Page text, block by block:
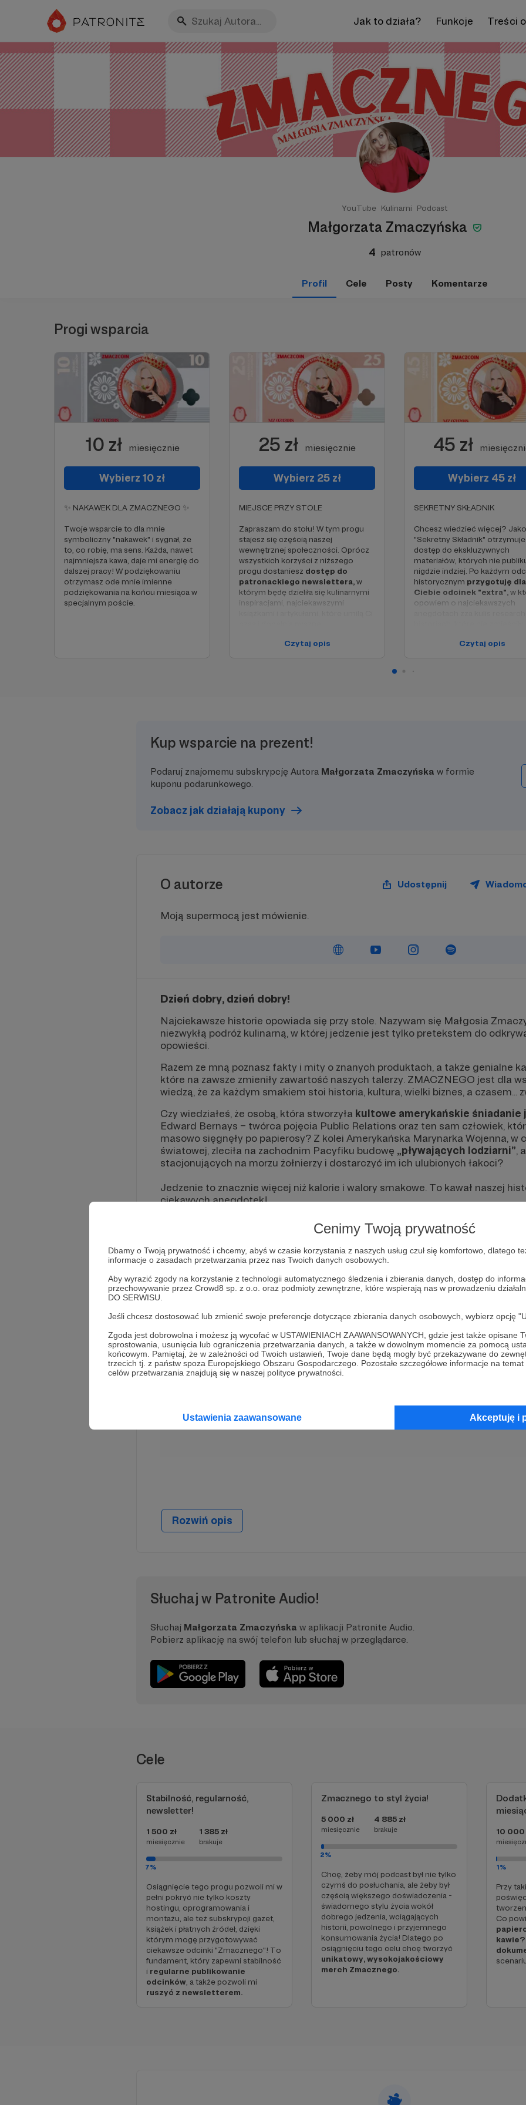
Cenimy Twoją prywatność
Dbamy o Twoją prywatność i chcemy, abyś w czasie korzystania z naszych usług czuł się komfortowo, dlatego
informacje o zasadach przetwarzania przez nas Twoich danych osobowych.
Aby wyrazić zgody na korzystanie z technologii automatycznego śledzenia i zbierania danych, dostęp do
przechowywanie przez Crowd8 sp. z o.o. oraz podmioty zewnętrzne, które wspierają nas w prowadzeniu
DO SERWISU.
Jeśli chcesz dostosować lub zmienić swoje preferencje dotyczące zbierania danych osobowych, wybierz opcję
Zgoda jest dobrowolna i możesz ją wycofać w USTAWIENIACH ZAAWANSOWANYCH, gdzie jest także opisane
sprostowania, usunięcia lub ograniczenia przetwarzania danych, a także w dowolnym momencie za pomocą
końcowym. Pamiętaj, że w zależności od Twoich ustawień, Twoje dane będą mogły być przekazywane do
trzecich tj. z państw spoza Europejskiego Obszaru Gospodarczego. Pozostałe szczegółowe informacje na
celów przetwarzania znajdują się w naszej polityce prywatności.
Ustawienia zaawansowane Akceptuję i
Jak to działa? Funkcje Treści
YouTube Kulinarni Podcast
Małgorzata Zmaczyńska
4 patronów
Profil Cele Posty Komentarze
Progi wsparcia
10 zł miesięcznie
Wybierz 10 zł
✨ NAKAWEK DLA ZMACZNEGO ✨
Twoje wsparcie to dla mnie
symboliczny "nakawek" i sygnał, że
to, co robię, ma sens. Każda, nawet
najmniejsza kawa, daje mi energię do
dalszej pracy! W podziękowaniu
otrzymasz ode mnie imienne
podziękowania na końcu miesiąca w
specjalnym poście.
25 zł miesięcznie
Wybierz 25 zł
MIEJSCE PRZY STOLE
Zapraszam do stołu! W tym progu
stajesz się częścią naszej
wewnętrznej społeczności. Oprócz
wszystkich korzyści z niższego
progu dostaniesz dostęp do
patronackiego newslettera,w
którym będę dzieliła się kulinarnymi
inspiracjami, najciekawszymi
Czytaj opis
45 zł
Wybierz 45 zł
SEKRETNY SKŁADNIK
Chcesz wiedzieć więcej?
"Sekretny Składnik"
dostęp do ekskluzywnych
materiałów, których nie
nigdzie indziej. Po każdym
historycznym przygotuję dla
Ciebie odcinek "extra", w
opowiem o najciekawszych
źródłach. To wiedza dla
Czytaj opis
Kup wsparcie na prezent!
Podaruj znajomemu subskrypcję Autora Małgorzata Zmaczyńska w formie
kuponu podarunkowego.
Zobacz jak działają kupony
O autorze Udostępnij
Moją supermocą jest mówienie.
Dzień dobry, dzień dobry!
Najciekawsze historie opowiada się przy stole. Nazywam się Małgosia
niezwykłą podróż kulinarną, w której jedzenie jest tylko pretekstem do
opowieści.
Razem ze mną poznasz fakty i mity o znanych produktach, a także genialne
które na zawsze zmieniły zawartość naszych talerzy. ZMACZNEGO jest dla
wiedzą, że za każdym smakiem stoi historia, kultura, wielki biznes, a czasem...
Czy wiedziałeś, że osobą, która stworzyła kultowe amerykańskie śniadanie
Edward Bernays – twórca pojęcia Public Relations oraz ten sam człowiek,
masowo sięgnęły po papierosy? Z kolei Amerykańska Marynarka Wojenna, w
światowej, zleciła na zachodnim Pacyfiku budowę „pływających lodziarni” ,
stacjonujących na morzu żołnierzy i dostarczyć im ich ulubionych łakoci?
Jedzenie to znacznie więcej niż kalorie i walory smakowe. To kawał naszej
ciekawych anegdotek!
W tym miejscu powinna być zewnętrzna treść
Aby zobaczyć treść musisz zmienić ustawienia
polityki prywatności
Krótka Autobiografia
Od tamtego momentu wyspecjalizowałam się w produkcji podcastów oraz
Zawodowo zajmuje się produkują kreatywnego contentu dla osób prywatnych
Uniwersytetu SWPS.
Rozwiń opis
Słuchaj w Patronite Audio!
Słuchaj Małgorzata Zmaczyńska w aplikacji Patronite Audio.
Pobierz aplikację na swój telefon lub słuchaj w przeglądarce.
Cele
Stabilność, regularność,
newsletter!
1 500 zł
miesięcznie
1 385 zł
brakuje
7%
Osiągnięcie tego progu pozwoli mi w
pełni pokryć nie tylko koszty
hostingu, oprogramowania i
montażu, ale też subskrypcji gazet,
książek i płatnych źródeł, dzięki
którym mogę przygotowywać
ciekawsze odcinki "Zmacznego"! To
fundament, który zapewni stabilność
i regularne publikowanie
odcinków , a także pozwoli mi
ruszyć z newsletterem.
Zmacznego to styl życia!
5 000 zł
miesięcznie
4 885 zł
brakuje
2%
Chcę, żeby mój podcast był nie tylko
czymś do posłuchania, ale żeby był
częścią większego doświadczenia -
świadomego stylu życia wokół
dobrego jedzenia, wciągających
historii, powolnego i przyjemnego
konsumowania życia! Dlatego po
osiągnięciu tego celu chcę tworzyć
unikatowy, wysokojakościowy
merch Zmacznego.
10 000
1%
Przy
Co